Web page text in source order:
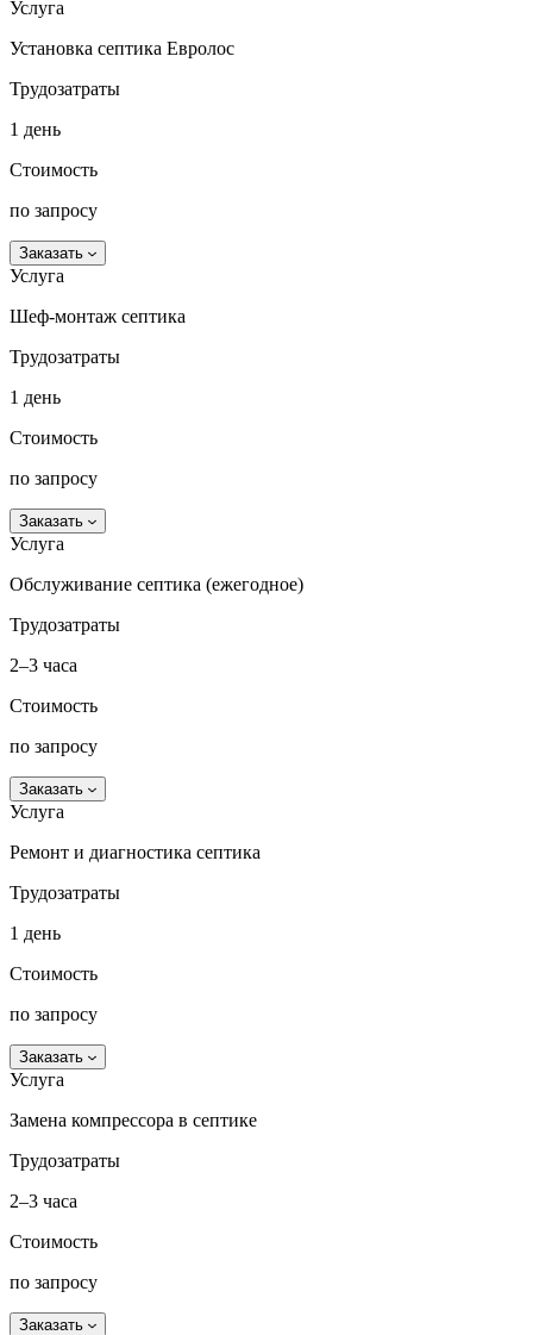
Услуга
Установка септика Евролос
Трудозатраты
1 день
Стоимость
по запросу
Заказать
Услуга
Шеф-монтаж септика
Трудозатраты
1 день
Стоимость
по запросу
Заказать
Услуга
Обслуживание септика (ежегодное)
Трудозатраты
2–3 часа
Стоимость
по запросу
Заказать
Услуга
Ремонт и диагностика септика
Трудозатраты
1 день
Стоимость
по запросу
Заказать
Услуга
Замена компрессора в септике
Трудозатраты
2–3 часа
Стоимость
по запросу
Заказать